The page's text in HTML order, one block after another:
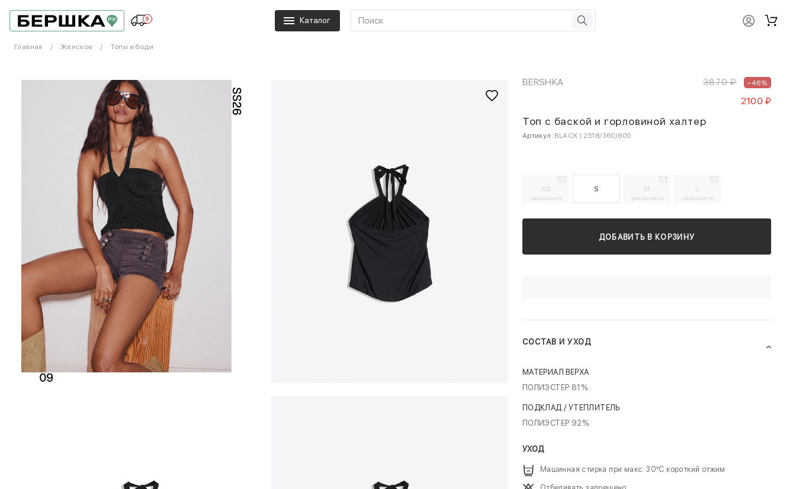
8 Каталог
Главная Женское Топы и боди
BERSHKA 3870 ₽ –46%
2100 ₽
Топ с баской и горловиной халтер
Артикул: BLACK | 2518/360/800
XS
уведомить
S M
уведомить
L
уведомить
ДОБАВИТЬ В КОРЗИНУ
СОСТАВ И УХОД
МАТЕРИАЛ ВЕРХА
ПОЛИЭСТЕР 81%.
ПОДКЛАД / УТЕПЛИТЕЛЬ
ПОЛИЭСТЕР 92%.
УХОД
Машинная стирка при макс. 30ºC короткий отжим